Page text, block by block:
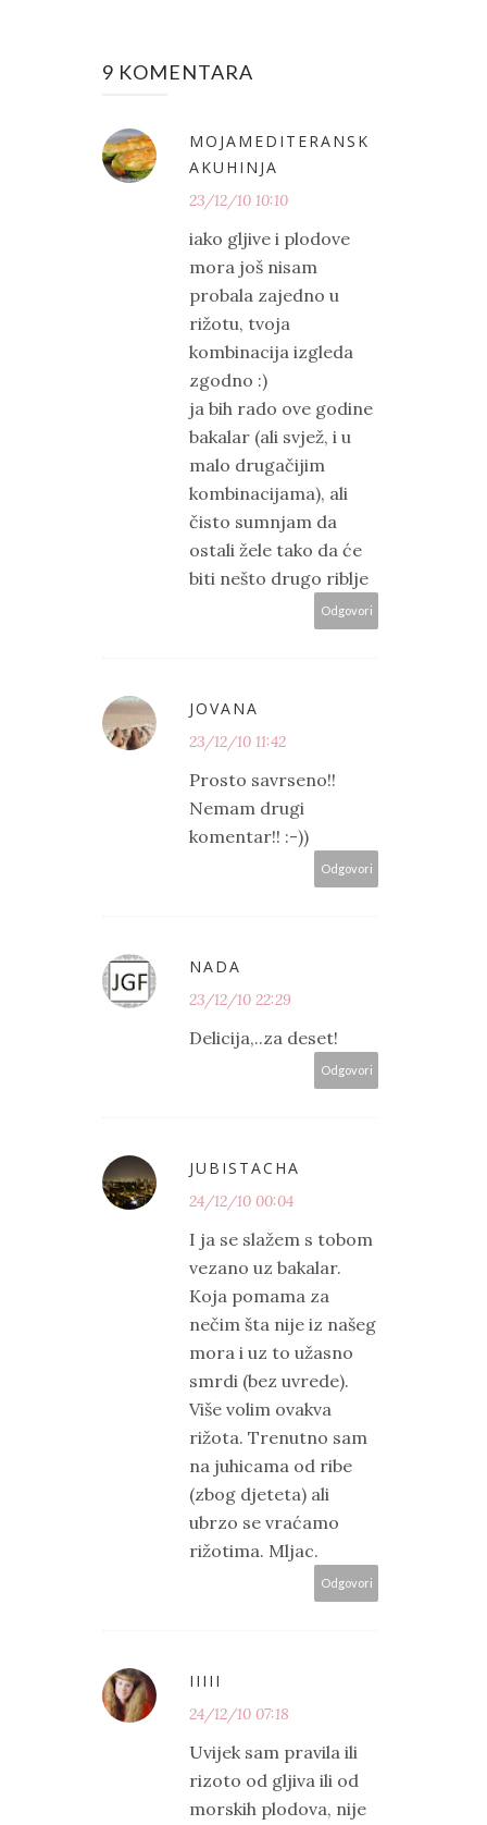
9 KOMENTARA
MOJAMEDITERANSK
AKUHINJA
23/12/10 10:10
iako gljive i plodove
mora još nisam
probala zajedno u
rižotu, tvoja
kombinacija izgleda
zgodno :)
ja bih rado ove godine
bakalar (ali svjež, i u
malo drugačijim
kombinacijama), ali
čisto sumnjam da
ostali žele tako da će
biti nešto drugo riblje
Odgovori
JOVANA
23/12/10 11:42
Prosto savrseno!!
Nemam drugi
komentar!! :-))
Odgovori
NADA
23/12/10 22:29
Delicija,..za deset!
Odgovori
JUBISTACHA
24/12/10 00:04
I ja se slažem s tobom
vezano uz bakalar.
Koja pomama za
nečim šta nije iz našeg
mora i uz to užasno
smrdi (bez uvrede).
Više volim ovakva
rižota. Trenutno sam
na juhicama od ribe
(zbog djeteta) ali
ubrzo se vraćamo
rižotima. Mljac.
Odgovori
IIIII
24/12/10 07:18
Uvijek sam pravila ili
rizoto od gljiva ili od
morskih plodova, nije